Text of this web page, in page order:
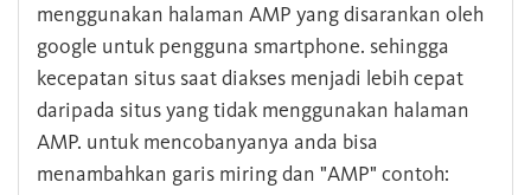
menggunakan halaman AMP yang disarankan oleh
google untuk pengguna smartphone. sehingga
kecepatan situs saat diakses menjadi lebih cepat
daripada situs yang tidak menggunakan halaman
AMP. untuk mencobanyanya anda bisa
menambahkan garis miring dan "AMP" contoh: